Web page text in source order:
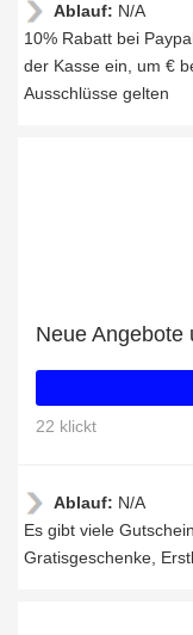
Ablauf: N/A
10% Rabatt bei
der Kasse ein, um €
Ausschlüsse gelten
Neue Angebote
22 klickt
Ablauf: N/A
Es gibt viele
Gratisgeschenke,